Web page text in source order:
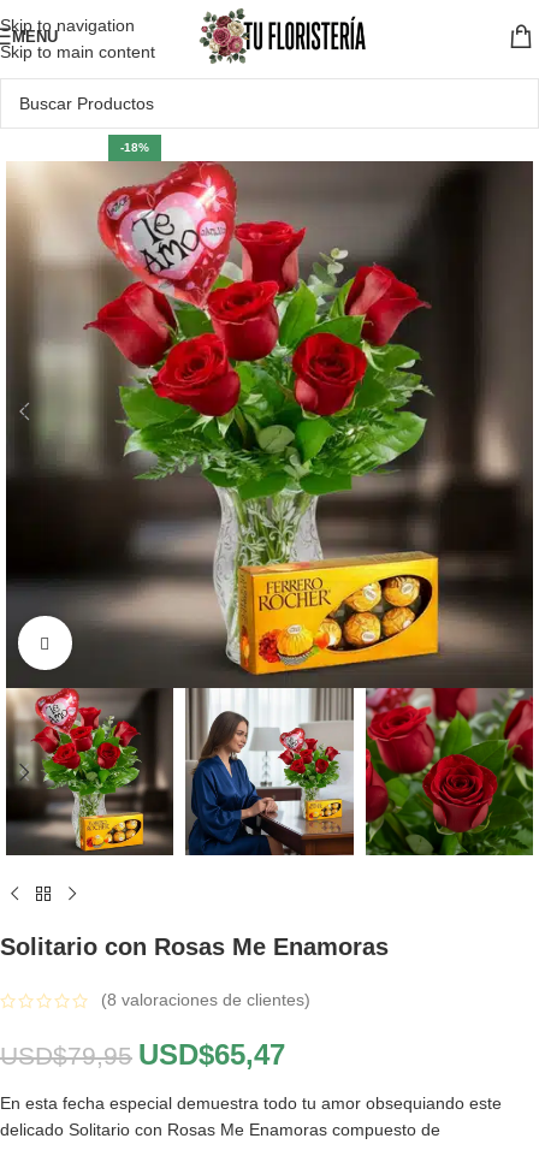
Skip to navigation
Skip to main content
MENU
-18%
Click to enlarge
Solitario con Rosas Me Enamoras
(8 valoraciones de clientes)
USD$79,95 USD$65,47
En esta fecha especial demuestra todo tu amor obsequiando este
delicado Solitario con Rosas Me Enamoras compuesto de